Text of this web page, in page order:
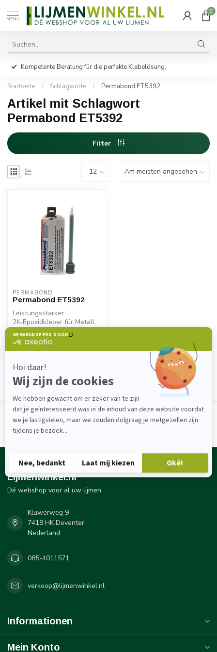
MENU
0
Kompetente Beratung für die perfekte Klebelösung.
Startseite / Schlagworte / Permabond ET5392
Artikel mit Schlagwort
Permabond ET5392
Filter
PERMABOND
Permabond ET5392
Leistungsstarker
2K‑Epoxidkleber für Metall,
Kunststoffe. Permab...
€28,10
Backorder
Zeige1-1von 1
Lijmenwinkel.nl
Dé webshop voor al uw lijmen
Kluwerweg 9
7418 HK Deventer
Nederland
085-4011571
verkoop@lijmenwinkel.nl
Informationen
Mein Konto